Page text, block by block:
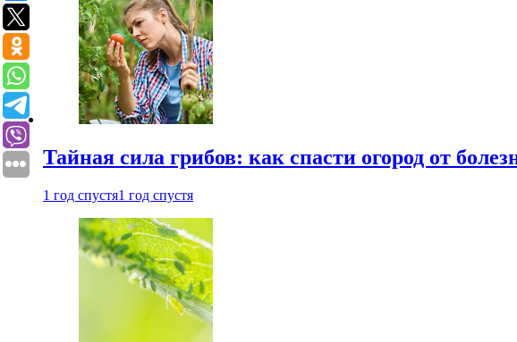
Тайная сила грибов: как спасти огород от
1 год спустя1 год спустя